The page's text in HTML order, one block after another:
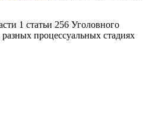
1 статьи 256 Уголовного
процессуальных стадиях